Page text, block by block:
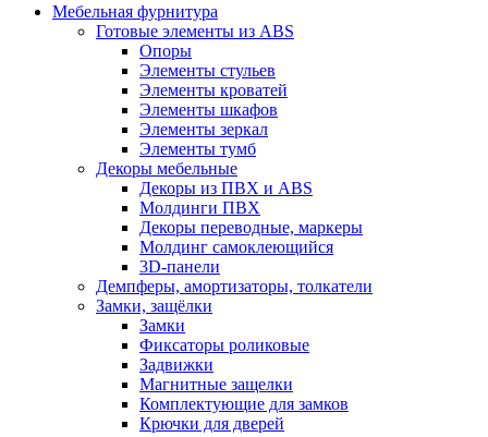
Мебельная фурнитура
Готовые элементы из ABS
Опоры
Элементы стульев
Элементы кроватей
Элементы шкафов
Элементы зеркал
Элементы тумб
Декоры мебельные
Декоры из ПВХ и ABS
Молдинги ПВХ
Декоры переводные, маркеры
Молдинг самоклеющийся
3D-панели
Демпферы, амортизаторы, толкатели
Замки, защёлки
Замки
Фиксаторы роликовые
Задвижки
Магнитные защелки
Комплектующие для замков
Крючки для дверей